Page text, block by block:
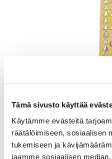
Tämä sivusto käyttää
Käytämme evästeitä
räätälöimiseen, sosiaalisen
tukemiseen ja
jaamme sosiaalisen
Lähtöhinta
Johtava huuto:
Kaivopihan Pantti